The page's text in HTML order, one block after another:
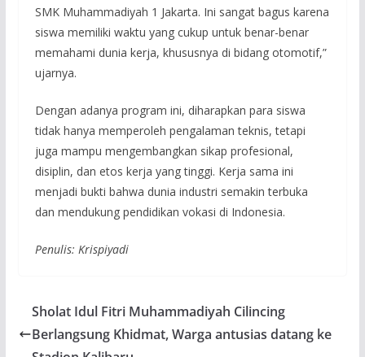
SMK Muhammadiyah 1 Jakarta. Ini sangat bagus karena
siswa memiliki waktu yang cukup untuk benar-benar
memahami dunia kerja, khususnya di bidang otomotif,”
ujarnya.
Dengan adanya program ini, diharapkan para siswa
tidak hanya memperoleh pengalaman teknis, tetapi
juga mampu mengembangkan sikap profesional,
disiplin, dan etos kerja yang tinggi. Kerja sama ini
menjadi bukti bahwa dunia industri semakin terbuka
dan mendukung pendidikan vokasi di Indonesia.
Penulis: Krispiyadi
Sholat Idul Fitri Muhammadiyah Cilincing
Berlangsung Khidmat, Warga antusias datang ke